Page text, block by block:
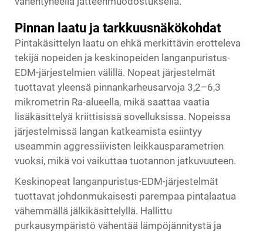
Pinnan laatu ja tarkkuusnäkökohdat
Pintakäsittelyn laatu on ehkä merkittävin erotteleva
tekijä nopeiden ja keskinopeiden langanpuristus-
EDM-järjestelmien välillä. Nopeat järjestelmät
tuottavat yleensä pinnankarheusarvoja 3,2–6,3
mikrometrin Ra-alueella, mikä saattaa vaatia
lisäkäsittelyä kriittisissä sovelluksissa. Nopeissa
järjestelmissä langan katkeamista esiintyy
useammin aggressiivisten leikkausparametrien
vuoksi, mikä voi vaikuttaa tuotannon jatkuvuuteen.
Keskinopeat langanpuristus-EDM-järjestelmät
tuottavat johdonmukaisesti parempaa pintalaatua
vähemmällä jälkikäsittelyllä. Hallittu
purkausympäristö vähentää lämpöjännitystä ja